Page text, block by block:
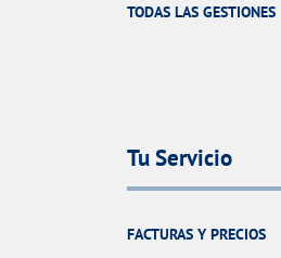
TODAS LAS GESTIONES
Tu Servicio
FACTURAS Y PRECIOS